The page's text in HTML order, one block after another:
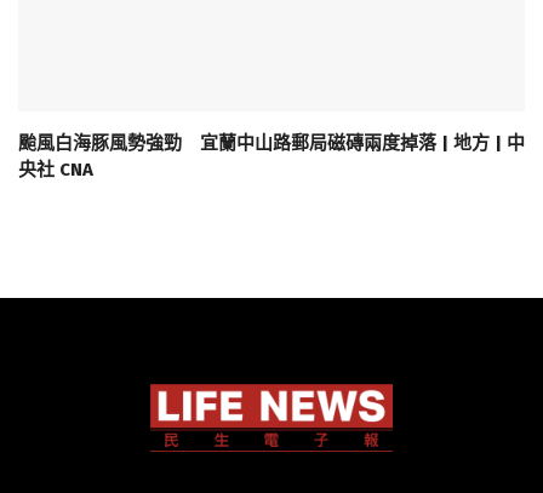
颱風白海豚風勢強勁 宜蘭中山路郵局磁磚兩度掉落 | 地方 | 中
央社 CNA